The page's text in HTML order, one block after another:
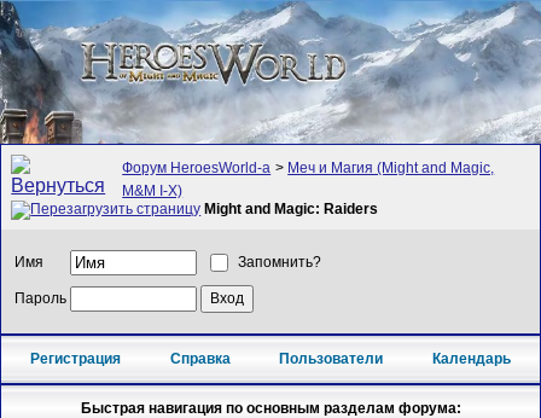
Форум HeroesWorld-а > Меч и Магия (Might and Magic,
M&M I-X)
Might and Magic: Raiders
Имя Запомнить?
Пароль
Регистрация Справка Пользователи Календарь
Быстрая навигация по основным разделам форума: